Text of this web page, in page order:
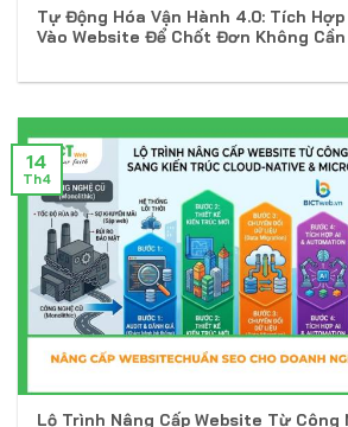
Tự Động Hóa Vận Hành 4.0: Tích
Vào Website Để Chốt Đơn Không
Lộ Trình Nâng Cấp Website Từ Công
14
Th4